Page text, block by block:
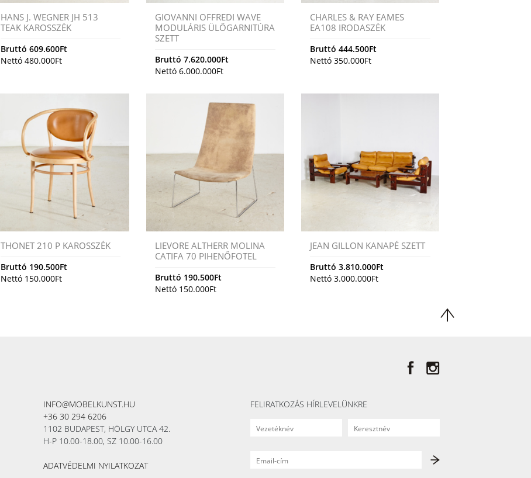
HANS J. WEGNER JH 513
TEAK KAROSSZÉK
Bruttó 609.600Ft
Nettó 480.000Ft
GIOVANNI OFFREDI WAVE
MODULÁRIS ÜLŐGARNITÚRA
SZETT
Bruttó7.620.000Ft
Nettó6.000.000Ft
CHARLES & RAY EAMES
EA108 IRODASZÉK
Bruttó444.500Ft
Nettó350.000Ft
THONET 210 P KAROSSZÉK
Bruttó 190.500Ft
Nettó 150.000Ft
LIEVORE ALTHERR MOLINA
CATIFA 70 PIHENŐFOTEL
Bruttó 190.500Ft
Nettó 150.000Ft
JEAN GILLON KANAPÉ SZETT
Bruttó3.810.000Ft
Nettó3.000.000Ft
INFO@MOBELKUNST.HU
+36 30 294 6206
1102 BUDAPEST, HÖLGY UTCA 42.
H-P 10.00-18.00, SZ 10.00-16.00
ADATVÉDELMI NYILATKOZAT
FELIRATKOZÁS HÍRLEVELÜNKRE